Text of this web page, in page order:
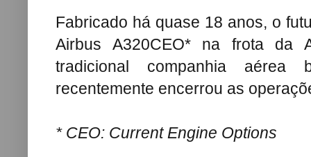
Fabricado há quase 18 anos, o
Airbus A320CEO* na frota da
tradicional companhia aérea
recentemente encerrou as
* CEO: Current Engine Options